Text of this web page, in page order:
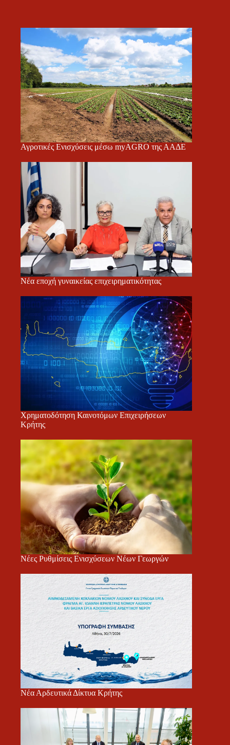
Αγροτικές Ενισχύσεις μέσω myAGRO της ΑΑΔΕ
Νέα εποχή γυναικείας επιχειρηματικότητας
Χρηματοδότηση Καινοτόμων Επιχειρήσεων
Κρήτης
Νέες Ρυθμίσεις Ενισχύσεων Νέων Γεωργών
Νέα Αρδευτικά Δίκτυα Κρήτης